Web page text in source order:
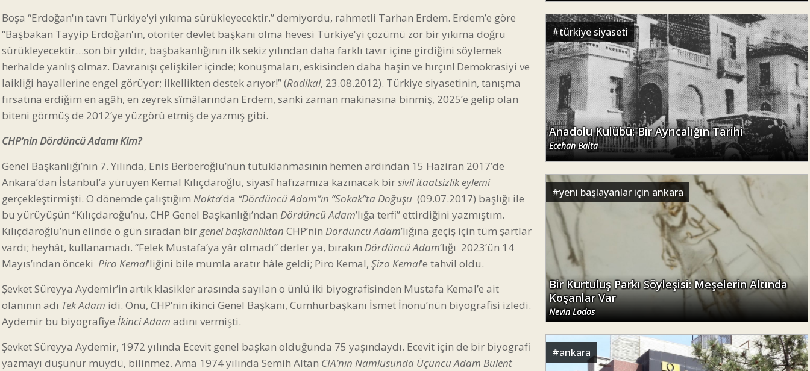
Boşa “Erdoğan'ın tavrı Türkiye'yi yıkıma sürükleyecektir.” demiyordu, rahmetli Tarhan Erdem. Erdem’e göre
“Başbakan Tayyip Erdoğan'ın, otoriter devlet başkanı olma hevesi Türkiye'yi çözümü zor bir yıkıma doğru
sürükleyecektir…son bir yıldır, başbakanlığının ilk sekiz yılından daha farklı tavır içine girdiğini söylemek
herhalde yanlış olmaz. Davranışı çelişkiler içinde; konuşmaları, eskisinden daha haşin ve hırçın! Demokrasiyi ve
laikliği hayallerine engel görüyor; ilkellikten destek arıyor!” (Radikal, 23.08.2012). Türkiye siyasetinin, tanışma
fırsatına erdiğim en agâh, en zeyrek sîmâlarından Erdem, sanki zaman makinasına binmiş, 2025’e gelip olan
biteni görmüş de 2012’ye yüzgörü etmiş de yazmış gibi.
CHP’nin Dördüncü Adamı Kim?
Genel Başkanlığı’nın 7. Yılında, Enis Berberoğlu’nun tutuklanmasının hemen ardından 15 Haziran 2017’de
Ankara’dan İstanbul’a yürüyen Kemal Kılıçdaroğlu, siyasî hafızamıza kazınacak birsivil itaatsizlik eylemi
gerçekleştirmişti. O dönemde çalıştığım Nokta’da “Dördüncü Adam”ın “Sokak”ta Doğuşu (09.07.2017) başlığı ile
bu yürüyüşün “Kılıçdaroğu’nu, CHP Genel Başkanlığı’ndan Dördüncü Adam’lığa terfi” ettirdiğini yazmıştım.
Kılıçdaroğlu’nun elinde o gün sıradan bir genel başkanlıktan CHP’nin Dördüncü Adam’lığına geçiş için tüm şartlar
vardı; heyhât, kullanamadı. “Felek Mustafa’ya yâr olmadı” derler ya, bırakın Dördüncü Adam’lığı 2023’ün 14
Mayıs’ından önceki Piro Kemal’liğini bile mumla aratır hâle geldi; Piro Kemal, Şizo Kemal’e tahvil oldu.
Şevket Süreyya Aydemir’in artık klasikler arasında sayılan o ünlü iki biyografisinden Mustafa Kemal’e ait
olanının adı Tek Adam idi. Onu, CHP’nin ikinci Genel Başkanı, Cumhurbaşkanı İsmet İnönü’nün biyografisi izledi.
Aydemir bu biyografiye İkinci Adam adını vermişti.
Şevket Süreyya Aydemir, 1972 yılında Ecevit genel başkan olduğunda 75 yaşındaydı. Ecevit için de bir biyografi
yazmayı düşünür müydü, bilinmez. Ama 1974 yılında Semih Altan CIA’nın Namlusunda Üçüncü Adam Bülent
#türkiye siyaseti
Anadolu Kulübü: Bir Ayrıcalığın Tarihi
Ecehan Balta
#yeni başlayanlar için ankara
Bir Kurtuluş Parkı Söyleşisi: Meşelerin Altında
Koşanlar Var
Nevin Lodos
#ankara